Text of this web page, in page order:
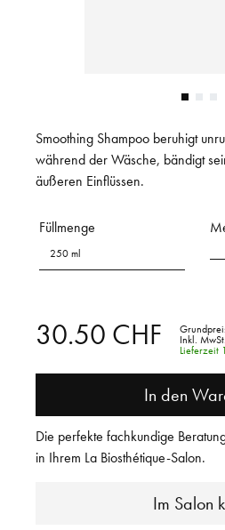
Smoothing Shampoo beruhigt
während der Wäsche, bändigt
äußeren Einflüssen.
Füllmenge
250 ml
30.50 CHF
Inkl. MwSt.,
Lieferzeit
In den
Im Salon
Die perfekte fachkundige
in Ihrem La Biosthétique-Salon.